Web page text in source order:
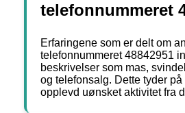
telefonnummeret
Erfaringene som er delt om
telefonnummeret 48842951
beskrivelser som mas,
og telefonsalg. Dette tyder
opplevd uønsket aktivitet fra